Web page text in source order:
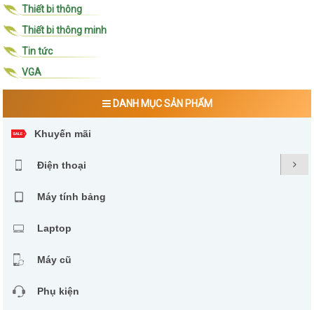
Thiết bi thông
Thiết bi thông minh
Tin tức
VGA
DANH MỤC SẢN PHẨM
Khuyến mãi
Điện thoại
Máy tính bảng
Laptop
Máy cũ
Phụ kiện